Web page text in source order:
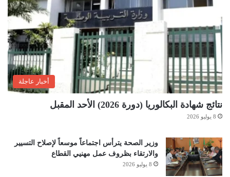
أخبار عاجلة
نتائج شهادة البكالوريا (دورة 2026) الأحد المقبل
8 يوليو 2026
وزير الصحة يترأس اجتماعاً موسعاً لإصلاح التسيير
والارتقاء بظروف عمل مهنيي القطاع
8 يوليو 2026